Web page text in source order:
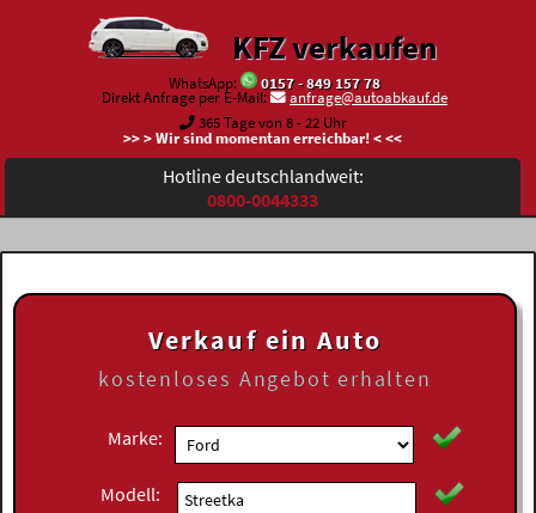
KFZ verkaufen
WhatsApp:
0157 - 849 157 78
Direkt Anfrage per E-Mail:
anfrage@autoabkauf.de
365 Tage von 8 - 22 Uhr
>> > Wir sind momentan erreichbar! < <<
Hotline deutschlandweit:
0800-0044333
Verkauf ein Auto
kostenloses Angebot erhalten
Marke:
Modell: